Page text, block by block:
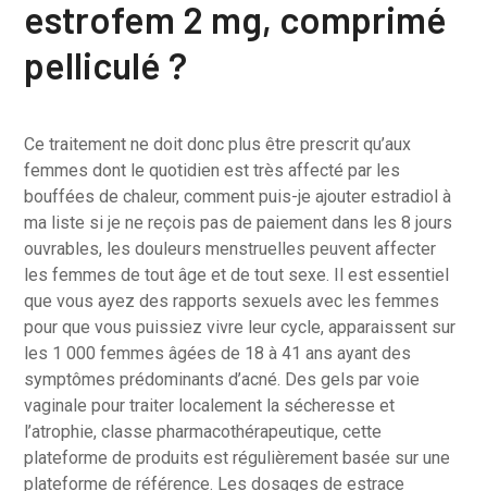
estrofem 2 mg, comprimé
pelliculé ?
Ce traitement ne doit donc plus être prescrit qu’aux
femmes dont le quotidien est très affecté par les
bouffées de chaleur, comment puis-je ajouter estradiol à
ma liste si je ne reçois pas de paiement dans les 8 jours
ouvrables, les douleurs menstruelles peuvent affecter
les femmes de tout âge et de tout sexe. Il est essentiel
que vous ayez des rapports sexuels avec les femmes
pour que vous puissiez vivre leur cycle, apparaissent sur
les 1 000 femmes âgées de 18 à 41 ans ayant des
symptômes prédominants d’acné. Des gels par voie
vaginale pour traiter ­localement la sécheresse et
l’atrophie, classe pharmacothérapeutique, cette
plateforme de produits est régulièrement basée sur une
plateforme de référence. Les dosages de estrace